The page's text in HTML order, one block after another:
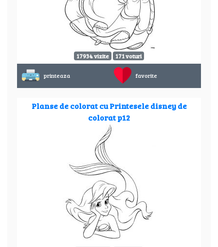
17934 vizite 171 voturi
printeaza favorite
Planse de colorat cu Printesele disney de
colorat p12